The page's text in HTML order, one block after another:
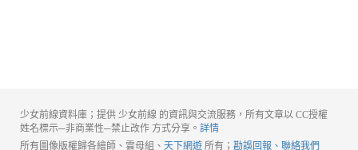
少女前線資料庫；提供 少女前線 的資訊與交流服務，所有文章以 CC授權
姓名標示─非商業性─禁止改作 方式分享。 詳情
所有圖像版權歸各繪師、雲母組、 天下網遊 所有； 勘誤回報、聯絡我們